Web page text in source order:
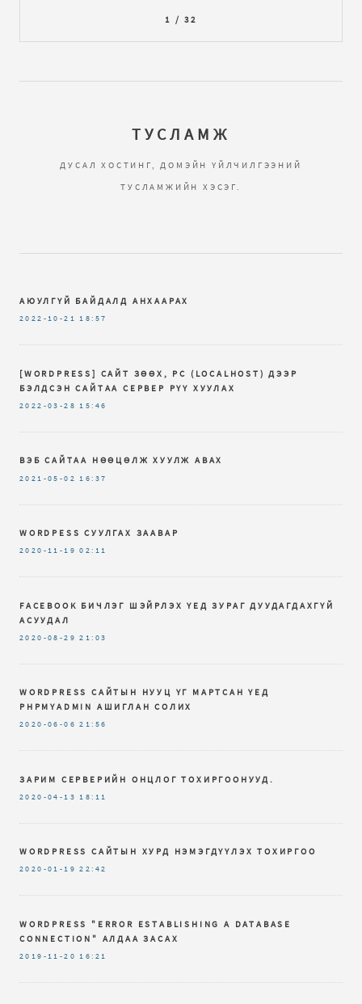
1 / 32
ТУСЛАМЖ
ДУСАЛ ХОСТИНГ, ДОМЭЙН ҮЙЛЧИЛГЭЭНИЙ
ТУСЛАМЖИЙН ХЭСЭГ.
АЮУЛГҮЙ БАЙДАЛД АНХААРАХ
2022-10-21 18:57
[WORDPRESS] САЙТ ЗӨӨХ, PC (LOCALHOST) ДЭЭР
БЭЛДСЭН САЙТАА СЕРВЕР РҮҮ ХУУЛАХ
2022-03-28 15:46
ВЭБ САЙТАА НӨӨЦӨЛЖ ХУУЛЖ АВАХ
2021-05-02 16:37
WORDPESS СУУЛГАХ ЗААВАР
2020-11-19 02:11
FACEBOOK БИЧЛЭГ ШЭЙРЛЭХ ҮЕД ЗУРАГ ДУУДАГДАХГҮЙ
АСУУДАЛ
2020-08-29 21:03
WORDPRESS САЙТЫН НУУЦ ҮГ МАРТСАН ҮЕД
PHPMYADMIN АШИГЛАН СОЛИХ
2020-06-06 21:56
ЗАРИМ СЕРВЕРИЙН ОНЦЛОГ ТОХИРГООНУУД.
2020-04-13 18:11
WORDPRESS САЙТЫН ХУРД НЭМЭГДҮҮЛЭХ ТОХИРГОО
2020-01-19 22:42
WORDPRESS "ERROR ESTABLISHING A DATABASE
CONNECTION" АЛДАА ЗАСАХ
2019-11-20 16:21